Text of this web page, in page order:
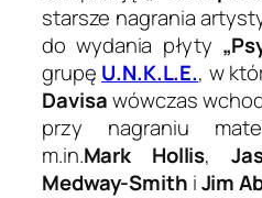
starsze nagrania
do wydania płyty
grupę U.N.K.L.E., w
Davisawówczas
przy nagraniu
m.in.Mark Hollis,
Medway-Smith iJim